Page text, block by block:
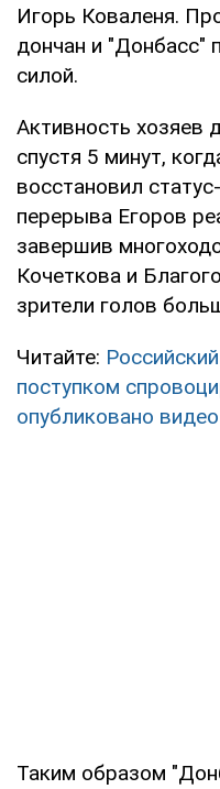
Игорь Коваленя.
дончан и "Донбасс"
силой.
Активность хозяев
спустя 5 минут,
восстановил
перерыва Егоров
завершив
Кочеткова и
зрители голов
Читайте:
поступком
опубликовано
Таким образом